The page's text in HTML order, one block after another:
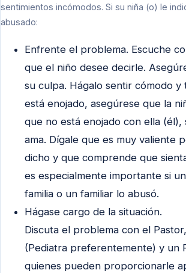
sentimientos incómodos. Si su niña (o) le
abusado:
Enfrente el problema. Escuche
que el niño desee decirle.
su culpa. Hágalo sentir cómodo y
está enojado, asegúrese que la
que no está enojado con ella (él),
ama. Dígale que es muy valiente
dicho y que comprende que
es especialmente importante si
familia o un familiar lo abusó.
Hágase cargo de la situación.
Discuta el problema con el
(Pediatra preferentemente) y un
quienes pueden proporcionarle